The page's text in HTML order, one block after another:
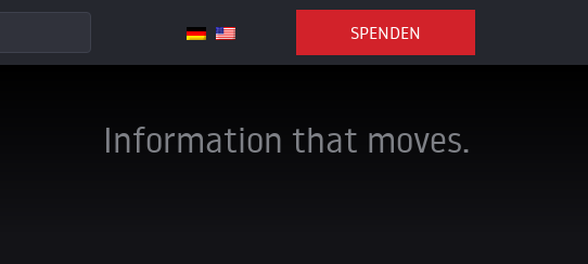
SPENDEN
Information that moves.